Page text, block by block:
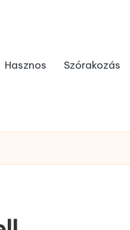
Hasznos Szórakozás